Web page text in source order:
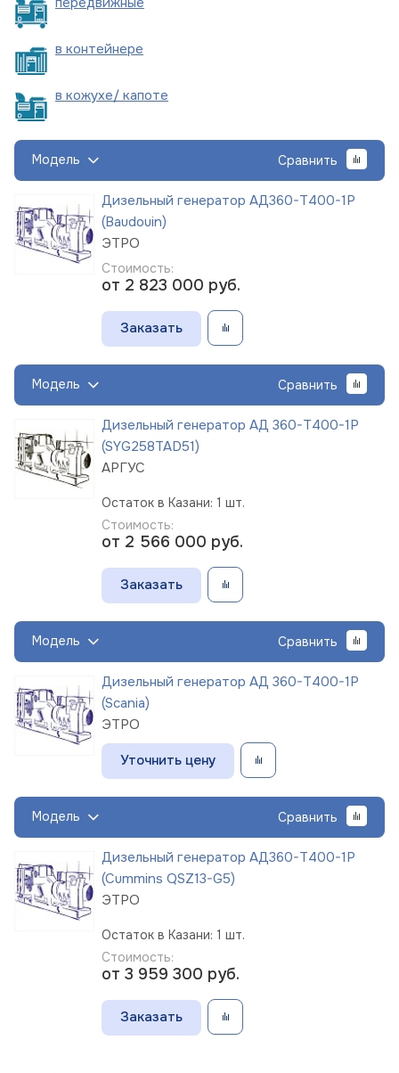
в контейнере
в кожухе/ капоте
Модель Сравнить
Дизельный генератор АД360-Т400-1Р
(Baudouin)
ЭТРО
Стоимость:
от 2 823 000 руб.
Заказать
Модель Сравнить
Дизельный генератор АД 360-Т400-1Р
(SYG258TAD51)
АРГУС
Остаток в Казани: 1 шт.
Стоимость:
от 2 566 000 руб.
Заказать
Модель Сравнить
Дизельный генератор АД 360-Т400-1Р
(Scania)
ЭТРО
Уточнить цену
Модель Сравнить
Дизельный генератор АД360-Т400-1Р
(Cummins QSZ13-G5)
ЭТРО
Остаток в Казани: 1 шт.
Стоимость:
от 3 959 300 руб.
Заказать